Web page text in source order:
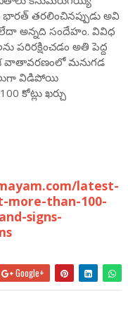
తరలించినప్పుడు అవి
అన్నది సందేహం. వివిధ
పరిరక్షించడం అతి పెద్ద
వాతావరణంలో మనుగడ
విడిపోయి
కోట్లు ఖర్చు
latest-
more-than-100-
signs-
Google+